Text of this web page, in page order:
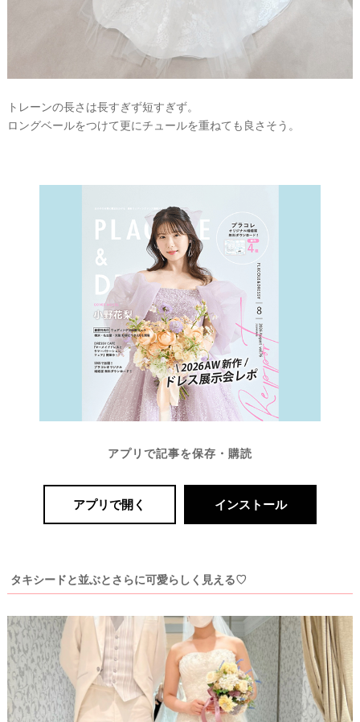
トレーンの長さは長すぎず短すぎず。
ロングベールをつけて更にチュールを重ねても良さそう。
アプリで記事を保存・購読
アプリで開く インストール
タキシードと並ぶとさらに可愛らしく見える♡